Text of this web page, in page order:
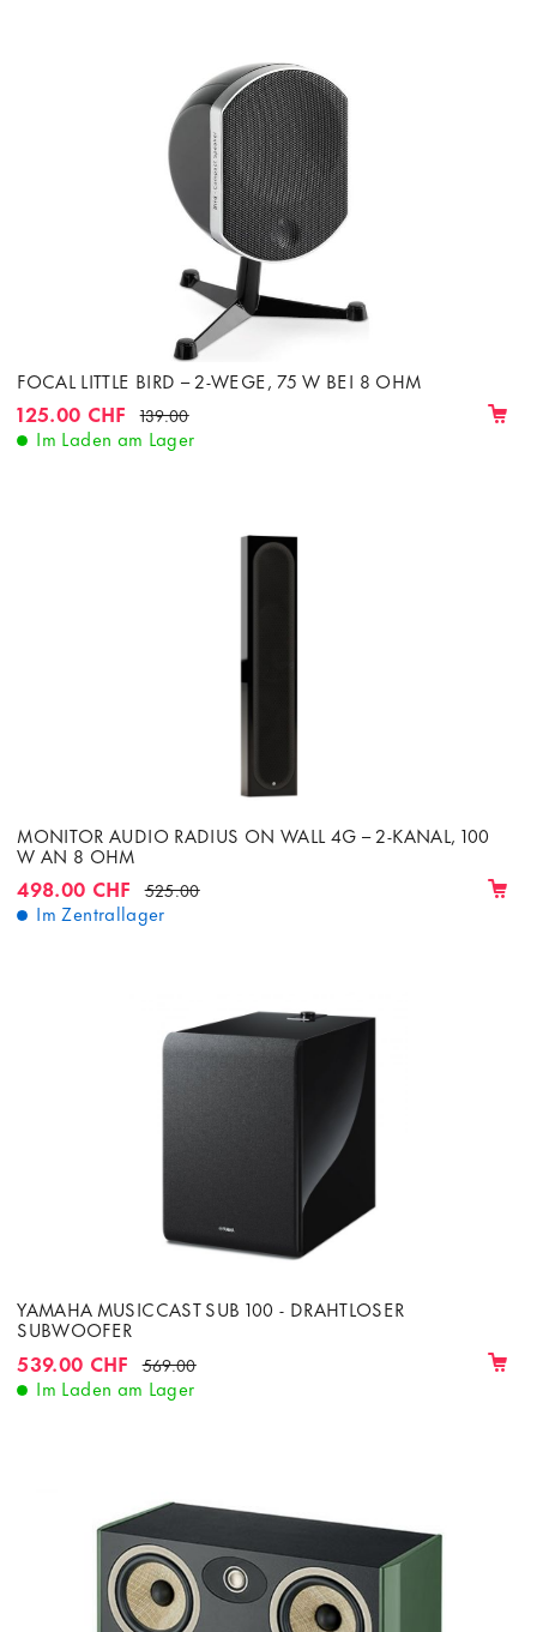
FOCAL LITTLE BIRD – 2-WEGE, 75 W BEI 8 OHM
125.00 CHF 139.00
Im Laden am Lager
MONITOR AUDIO RADIUS ON WALL 4G – 2-KANAL, 100
W AN 8 OHM
498.00 CHF 525.00
Im Zentrallager
YAMAHA MUSICCAST SUB 100 - DRAHTLOSER
SUBWOOFER
539.00 CHF 569.00
Im Laden am Lager